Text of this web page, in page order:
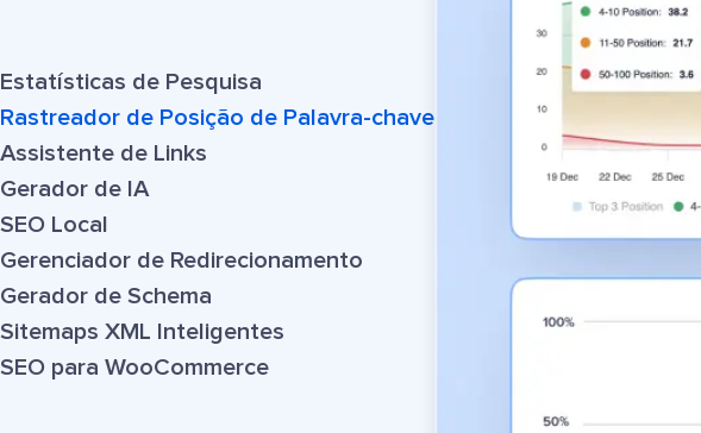
Estatísticas de Pesquisa
Rastreador de Posição de Palavra-chave
Assistente de Links
Gerador de IA
SEO Local
Gerenciador de Redirecionamento
Gerador de Schema
Sitemaps XML Inteligentes
SEO para WooCommerce